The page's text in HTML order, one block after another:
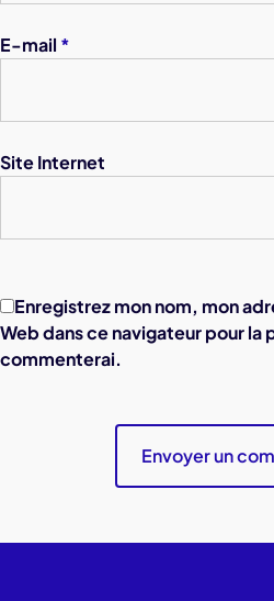
E-mail *
Site Internet
Enregistrez mon nom, mon
Web dans ce navigateur pour la
commenterai.